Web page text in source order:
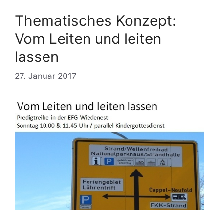
Thematisches Konzept:
Vom Leiten und leiten
lassen
27. Januar 2017